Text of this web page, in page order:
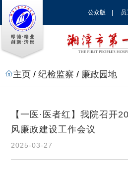
公众版
| EN
主页 / 纪检监察 / 廉政园地
【一医·医者红】我院召开
风廉政建设工作会议
2025-03-27